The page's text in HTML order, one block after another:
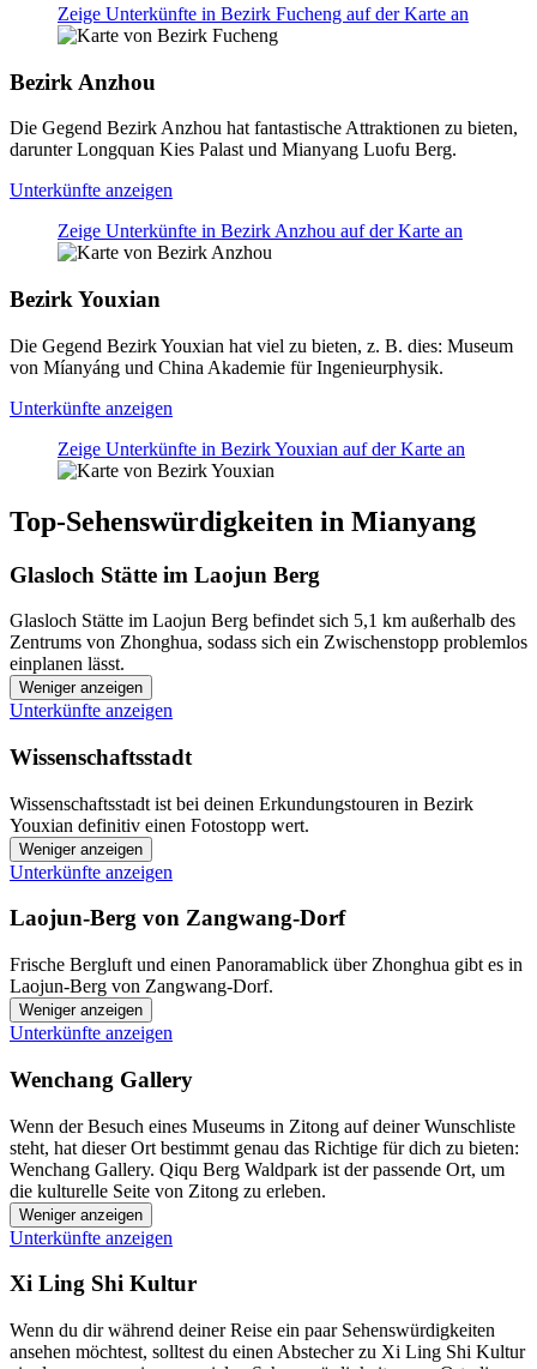
Zeige Unterkünfte in Bezirk Fucheng auf der Karte an
Bezirk Anzhou
Die Gegend Bezirk Anzhou hat fantastische Attraktionen zu bieten,
darunter Longquan Kies Palast und Mianyang Luofu Berg.
Unterkünfte anzeigen
Zeige Unterkünfte in Bezirk Anzhou auf der Karte an
Bezirk Youxian
Die Gegend Bezirk Youxian hat viel zu bieten, z. B. dies: Museum
von Míanyáng und China Akademie für Ingenieurphysik.
Unterkünfte anzeigen
Zeige Unterkünfte in Bezirk Youxian auf der Karte an
Top-Sehenswürdigkeiten in Mianyang
Glasloch Stätte im Laojun Berg
Glasloch Stätte im Laojun Berg befindet sich 5,1 km außerhalb des
Zentrums von Zhonghua, sodass sich ein Zwischenstopp problemlos
einplanen lässt.
Weniger anzeigen
Unterkünfte anzeigen
Wissenschaftsstadt
Wissenschaftsstadt ist bei deinen Erkundungstouren in Bezirk
Youxian definitiv einen Fotostopp wert.
Weniger anzeigen
Unterkünfte anzeigen
Laojun-Berg von Zangwang-Dorf
Frische Bergluft und einen Panoramablick über Zhonghua gibt es in
Laojun-Berg von Zangwang-Dorf.
Weniger anzeigen
Unterkünfte anzeigen
Wenchang Gallery
Wenn der Besuch eines Museums in Zitong auf deiner Wunschliste
steht, hat dieser Ort bestimmt genau das Richtige für dich zu bieten:
Wenchang Gallery. Qiqu Berg Waldpark ist der passende Ort, um
die kulturelle Seite von Zitong zu erleben.
Weniger anzeigen
Unterkünfte anzeigen
Xi Ling Shi Kultur
Wenn du dir während deiner Reise ein paar Sehenswürdigkeiten
ansehen möchtest, solltest du einen Abstecher zu Xi Ling Shi Kultur